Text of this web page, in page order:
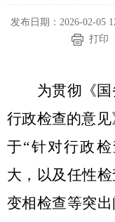
发布日期：2026-02-05
打印
为贯彻《
行政检查的意见
于“针对行政检
大，以及任性
变相检查等突